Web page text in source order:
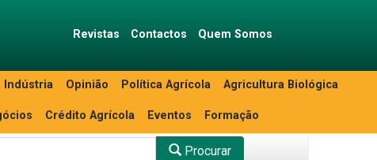
Revistas Contactos Quem Somos
Indústria Opinião Política Agrícola Agricultura Biológica
Crédito Agrícola Eventos Formação
Procurar